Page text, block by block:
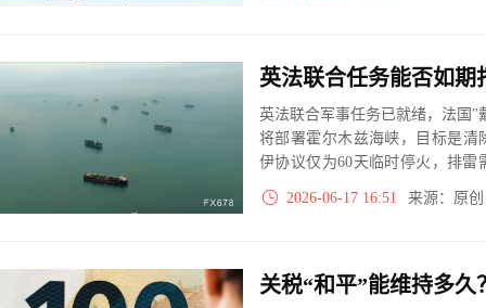
英法联合任务能否如期
英法联合军事任务已就绪，法国
将部署霍尔木兹海峡，目标是清
伊协议仅为60天临时停火，排
模重返尚需时日。
2026-06-17 16:51 来源：原